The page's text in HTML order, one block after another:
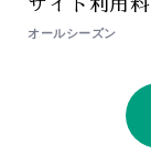
サイト利用料
オールシーズン